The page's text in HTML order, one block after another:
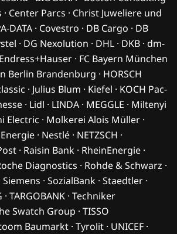
· Center Parcs · Christ Juweliere und
DATA · Covestro · DB Cargo · DB
· DG Nexolution · DHL · DKB · dm-
· FC Bayern München
Berlin Brandenburg · HORSCH
· Julius Blum · Kiefel · KOCH Pac-
· Lidl · LINDA · MEGGLE · Miltenyi
Electric · Molkerei Alois Müller ·
· Nestlé · NETZSCH ·
· Raisin Bank · RheinEnergie ·
Diagnostics · Rohde & Schwarz ·
Siemens · SozialBank · Staedtler ·
· TARGOBANK · Techniker
Swatch Group · TISSO
Baumarkt · Tyrolit · UNICEF ·